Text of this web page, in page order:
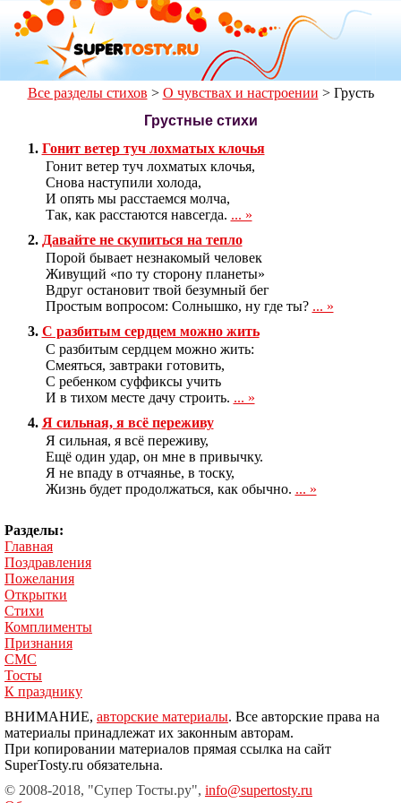
Все разделы стихов > О чувствах и настроении > Грусть
Грустные стихи
1. Гонит ветер туч лохматых клочья
Гонит ветер туч лохматых клочья,
Снова наступили холода,
И опять мы расстаемся молча,
Так, как расстаются навсегда. ... »
2. Давайте не скупиться на тепло
Порой бывает незнакомый человек
Живущий «по ту сторону планеты»
Вдруг остановит твой безумный бег
Простым вопросом: Солнышко, ну где ты? ... »
3. С разбитым сердцем можно жить
С разбитым сердцем можно жить:
Смеяться, завтраки готовить,
С ребенком суффиксы учить
И в тихом месте дачу строить. ... »
4. Я сильная, я всё переживу
Я сильная, я всё переживу,
Ещё один удар, он мне в привычку.
Я не впаду в отчаянье, в тоску,
Жизнь будет продолжаться, как обычно. ... »
Разделы:
Главная
Поздравления
Пожелания
Открытки
Стихи
Комплименты
Признания
СМС
Тосты
К празднику
ВНИМАНИЕ, авторские материалы. Все авторские права на
материалы принадлежат их законным авторам.
При копировании материалов прямая ссылка на сайт
SuperTosty.ru обязательна.
© 2008-2018, "Супер Тосты.ру", info@supertosty.ru